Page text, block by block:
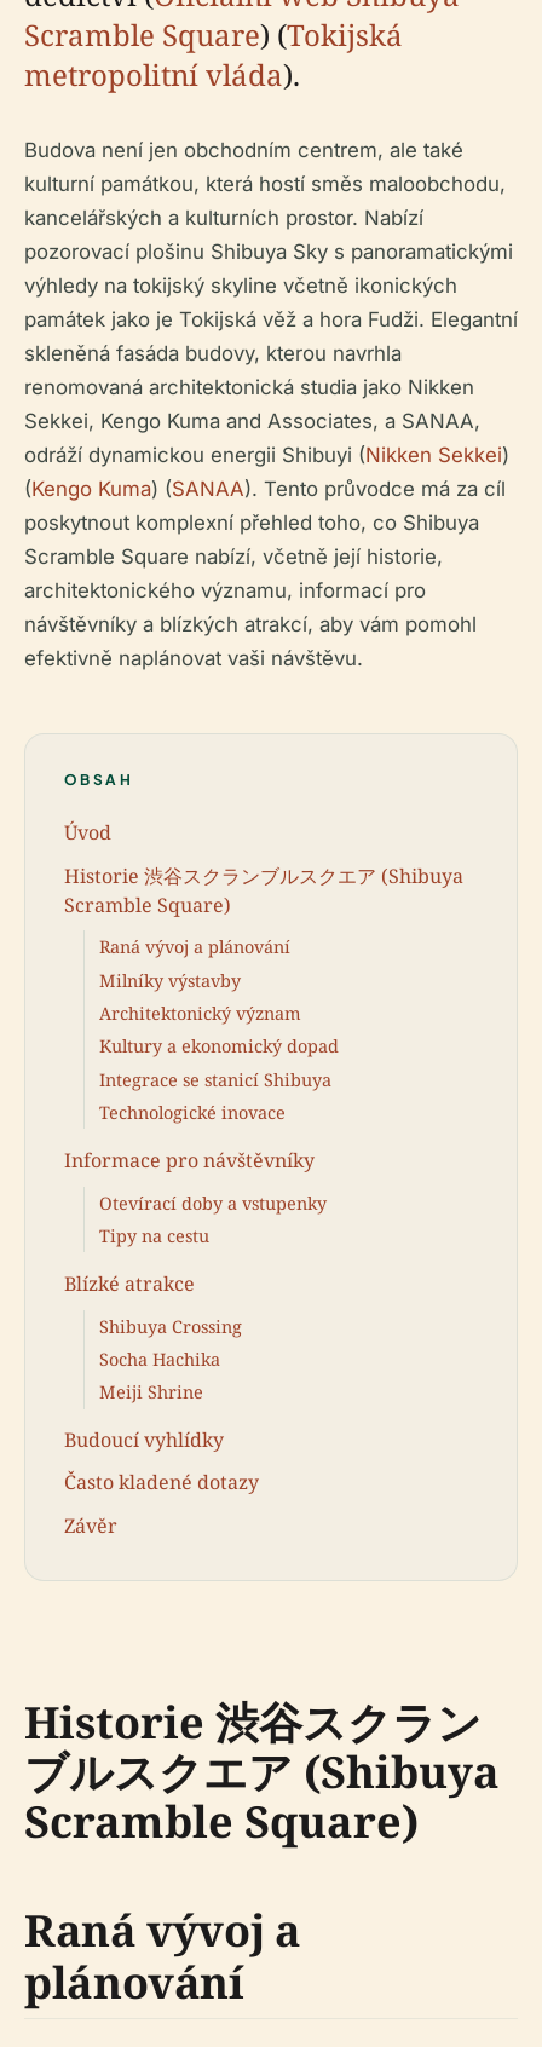
Scramble Square) (Tokijská
metropolitní vláda).
Budova není jen obchodním centrem, ale také
kulturní památkou, která hostí směs maloobchodu,
kancelářských a kulturních prostor. Nabízí
pozorovací plošinu Shibuya Sky s panoramatickými
výhledy na tokijský skyline včetně ikonických
památek jako je Tokijská věž a hora Fudži. Elegantní
skleněná fasáda budovy, kterou navrhla
renomovaná architektonická studia jako Nikken
Sekkei, Kengo Kuma and Associates, a SANAA,
odráží dynamickou energii Shibuyi (Nikken Sekkei)
(Kengo Kuma) (SANAA). Tento průvodce má za cíl
poskytnout komplexní přehled toho, co Shibuya
Scramble Square nabízí, včetně její historie,
architektonického významu, informací pro
návštěvníky a blízkých atrakcí, aby vám pomohl
efektivně naplánovat vaši návštěvu.
OBSAH
Úvod
Historie 渋谷スクランブルスクエア (Shibuya
Scramble Square)
Raná vývoj a plánování
Milníky výstavby
Architektonický význam
Kultury a ekonomický dopad
Integrace se stanicí Shibuya
Technologické inovace
Informace pro návštěvníky
Otevírací doby a vstupenky
Tipy na cestu
Blízké atrakce
Shibuya Crossing
Socha Hachika
Meiji Shrine
Budoucí vyhlídky
Často kladené dotazy
Závěr
Historie 渋谷スクラン
ブルスクエア (Shibuya
Scramble Square)
Raná vývoj a
plánování